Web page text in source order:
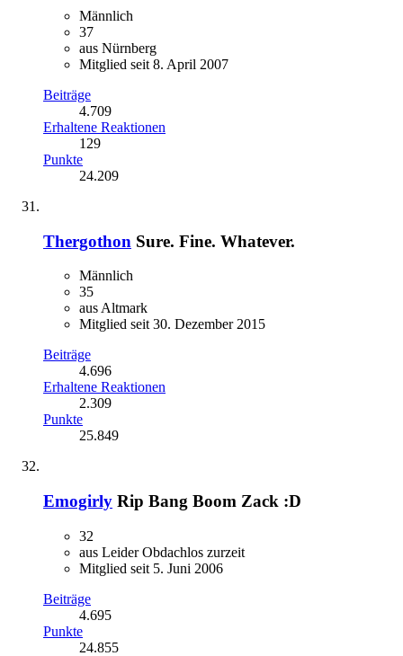
Männlich
37
aus Nürnberg
Mitglied seit 8. April 2007
Beiträge
4.709
Erhaltene Reaktionen
129
Punkte
24.209
Thergothon Sure. Fine. Whatever.
Männlich
35
aus Altmark
Mitglied seit 30. Dezember 2015
Beiträge
4.696
Erhaltene Reaktionen
2.309
Punkte
25.849
Emogirly Rip Bang Boom Zack :D
32
aus Leider Obdachlos zurzeit
Mitglied seit 5. Juni 2006
Beiträge
4.695
Punkte
24.855